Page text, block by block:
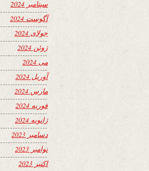
سپتامبر 2024
آگوست 2024
جولای 2024
ژوئن 2024
می 2024
آوریل 2024
مارس 2024
فوریه 2024
ژانویه 2024
دسامبر 2023
نوامبر 2023
اکتبر 2023